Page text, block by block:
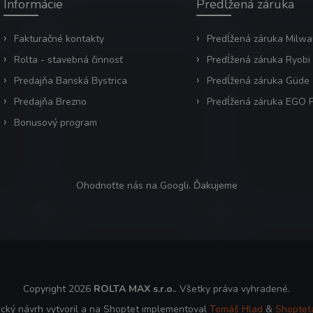
Informácie
Fakturačné kontakty
Rolta - stavebná činnosť
Predajňa Banská Bystrica
Predajňa Brezno
Bonusový program
Predĺžená záruka
Predĺžená záruka
Predĺžená záruka Ryobi
Predĺžená záruka Güde
Predĺžená záruka EGO
Ohodnoťte nás na Googli. Ďakujeme
Copyright 2026 ROLTA MAX s.r.o.. Všetky práva vyhradené.
návrh vytvoril a na Shoptet implementoval Tomáš Hlad &